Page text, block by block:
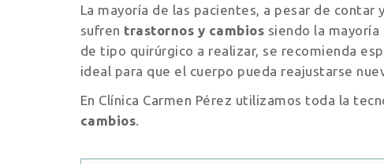
La mayoría de las pacientes, a pesar de
sufren trastornos y cambios siendo la
de tipo quirúrgico a realizar, se recomienda
ideal para que el cuerpo pueda reajustarse
En Clínica Carmen Pérez utilizamos toda la
cambios.